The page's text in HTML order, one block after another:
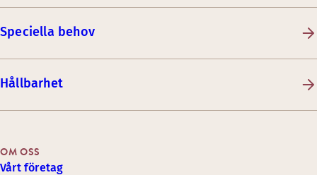
Speciella behov
Hållbarhet
OM OSS
Vårt företag